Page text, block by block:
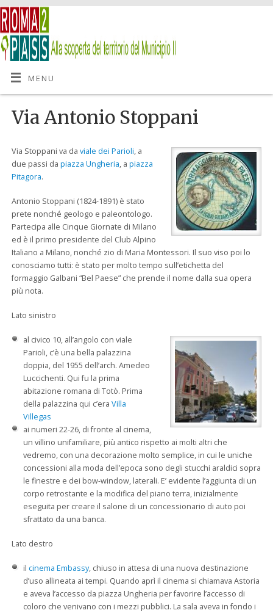
MENU
Via Antonio Stoppani
Via Stoppani va da viale dei Parioli, a
due passi da piazza Ungheria, a piazza
Pitagora.
Antonio Stoppani (1824-1891) è stato
prete nonché geologo e paleontologo.
Partecipa alle Cinque Giornate di Milano
ed è il primo presidente del Club Alpino
Italiano a Milano, nonché zio di Maria Montessori. Il suo viso poi lo
conosciamo tutti: è stato per molto tempo sull’etichetta del
formaggio Galbani “Bel Paese” che prende il nome dalla sua opera
più nota.
Lato sinistro
al civico 10, all’angolo con viale
Parioli, c’è una bella palazzina
doppia, del 1955 dell’arch. Amedeo
Luccichenti. Qui fu la prima
abitazione romana di Totò. Prima
della palazzina qui c’era Villa
Villegas
ai numeri 22-26, di fronte al cinema,
un villino unifamiliare, più antico rispetto ai molti altri che
vedremo, con una decorazione molto semplice, in cui le uniche
concessioni alla moda dell’epoca sono degli stucchi araldici sopra
le finestre e dei bow-window, laterali. E’ evidente l’aggiunta di un
corpo retrostante e la modifica del piano terra, inizialmente
eseguita per creare il salone di un concessionario di auto poi
sfrattato da una banca.
Lato destro
il cinema Embassy, chiuso in attesa di una nuova destinazione
d’uso allineata ai tempi. Quando aprì il cinema si chiamava Astoria
e aveva l’accesso da piazza Ungheria per favorire l’accesso di
coloro che venivano con i mezzi pubblici. La sala aveva in fondo i